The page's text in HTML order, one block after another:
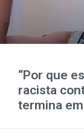
“Por que
racista
termina